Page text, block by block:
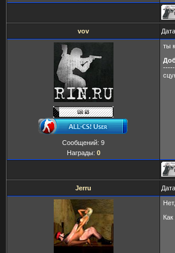
vov
Сообщений: 9
Награды: 0
ты
Jerru